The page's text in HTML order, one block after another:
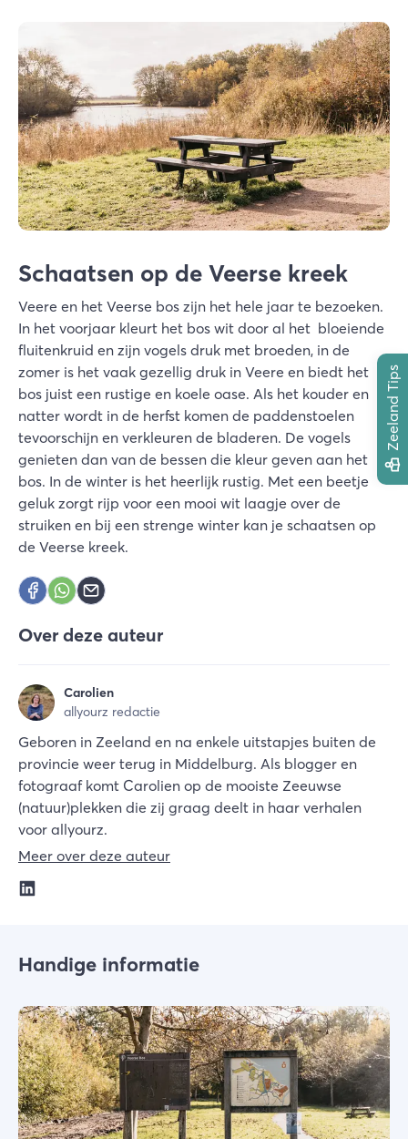
Schaatsen op de Veerse kreek
Veere en het Veerse bos zijn het hele jaar te bezoeken.
In het voorjaar kleurt het bos wit door al het bloeiende
fluitenkruid en zijn vogels druk met broeden, in de
zomer is het vaak gezellig druk in Veere en biedt het
bos juist een rustige en koele oase. Als het kouder en
natter wordt in de herfst komen de paddenstoelen
tevoorschijn en verkleuren de bladeren. De vogels
genieten dan van de bessen die kleur geven aan het
bos. In de winter is het heerlijk rustig. Met een beetje
geluk zorgt rijp voor een mooi wit laagje over de
struiken en bij een strenge winter kan je schaatsen op
de Veerse kreek.
Over deze auteur
Carolien
allyourz redactie
Geboren in Zeeland en na enkele uitstapjes buiten de
provincie weer terug in Middelburg. Als blogger en
fotograaf komt Carolien op de mooiste Zeeuwse
(natuur)plekken die zij graag deelt in haar verhalen
voor allyourz.
Meer over deze auteur
Handige informatie
Zeeland Tips